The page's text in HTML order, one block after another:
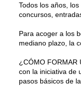
Todos los años,
concursos,
Para acoger a los
mediano plazo, la
¿CÓMO FORMAR
con la iniciativa de
pasos básicos de